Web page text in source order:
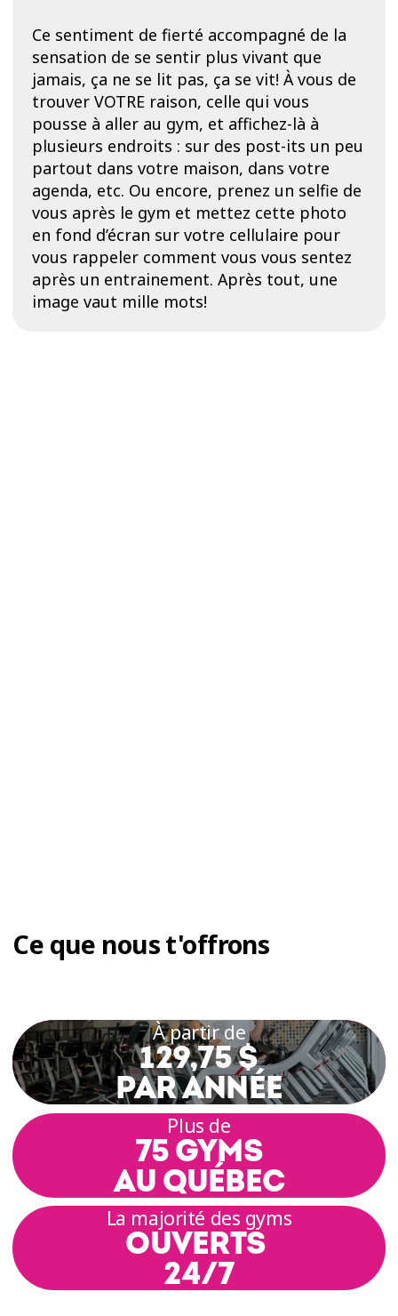
Ce sentiment de fierté accompagné de la
sensation de se sentir plus vivant que
jamais, ça ne se lit pas, ça se vit! À vous de
trouver VOTRE raison, celle qui vous
pousse à aller au gym, et affichez-là à
plusieurs endroits : sur des post-its un peu
partout dans votre maison, dans votre
agenda, etc. Ou encore, prenez un selfie de
vous après le gym et mettez cette photo
en fond d’écran sur votre cellulaire pour
vous rappeler comment vous vous sentez
après un entrainement. Après tout, une
image vaut mille mots!
Ce que nous t'offrons
À partir de
129,75 $
PAR ANNÉE
Plus de
75 GYMS
AU QUÉBEC
La majorité des gyms
OUVERTS
24/7